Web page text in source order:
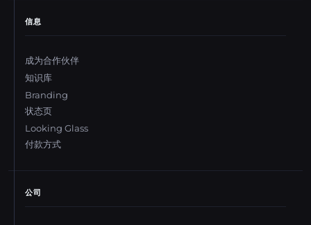
信息
成为合作伙伴
知识库
Branding
状态页
Looking Glass
付款方式
公司